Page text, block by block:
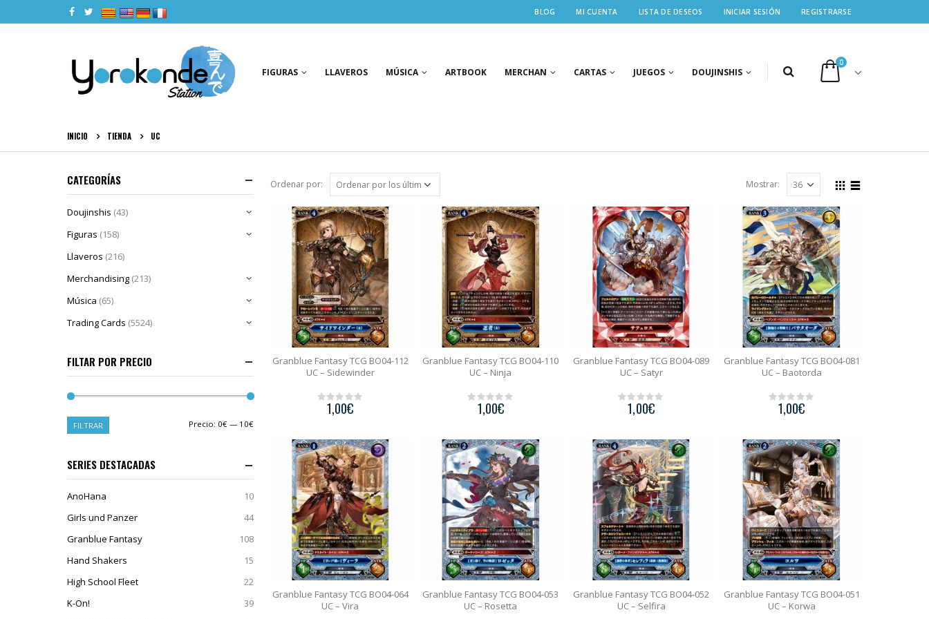
| | | | BLOG MI CUENTA LISTA DE DESEOS INICIAR SESIÓN REGISTRARSE
FIGURAS LLAVEROS MÚSICA ARTBOOK MERCHAN CARTAS JUEGOS DOUJINSHIS
0
INICIO TIENDA UC
Ordenar por: Mostrar:
Granblue Fantasy TCG BO04-112
UC – Sidewinder
t
o
f
5
1,00€
Granblue Fantasy TCG BO04-110
UC – Ninja
t
o
5
1,00€
Granblue Fantasy TCG BO04-089
UC – Satyr
t
o
f
5
1,00€
Granblue Fantasy TCG BO04-081
UC – Baotorda
t
o
f
5
1,00€
Granblue Fantasy TCG BO04-064
UC – Vira
Granblue Fantasy TCG BO04-053
UC – Rosetta
Granblue Fantasy TCG BO04-052
UC – Selfira
Granblue Fantasy TCG BO04-051
UC – Korwa
CATEGORÍAS
Doujinshis (43)
Figuras (158)
Llaveros (216)
Merchandising (213)
Música (65)
Trading Cards (5524)
FILTAR POR PRECIO
FILTRAR Precio: 0€— 10€
SERIES DESTACADAS
AnoHana
10
Girls und Panzer
44
Granblue Fantasy
108
Hand Shakers
15
High School Fleet
22
K-On!
39